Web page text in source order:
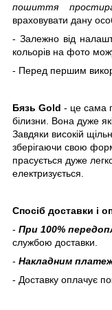
пошиття
враховувати дану
- Залежно від
кольорів на фото
- Перед першим
Бязь Gold - це сама
білизни. Вона дуже
Завдяки високій
зберігаючи свою
прасується дуже
електризується.
Спосіб доставки і
- При 100%
службою доставки.
- Накладним
- Доставку оплачує